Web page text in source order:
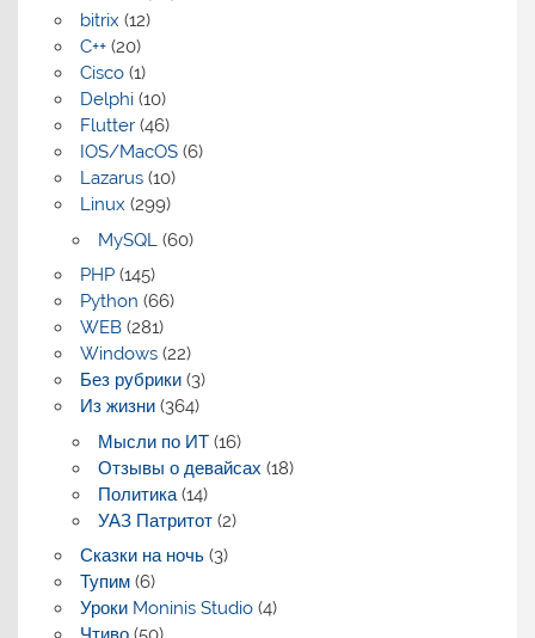
bitrix (12)
C++(20)
Cisco(1)
Delphi(10)
Flutter(46)
IOS/MacOS(6)
Lazarus(10)
Linux (299)
MySQL(60)
PHP(145)
Python (66)
WEB(281)
Windows(22)
Без рубрики(3)
Из жизни(364)
Мысли по ИТ(16)
Отзывы о девайсах (18)
Политика(14)
УАЗ Патритот(2)
Сказки на ночь(3)
Тупим(6)
Уроки Moninis Studio(4)